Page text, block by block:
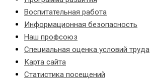
Воспитательная работа
Информационная безопасность
Наш профсоюз
Специальная оценка условий труда
Карта сайта
Статистика посещений